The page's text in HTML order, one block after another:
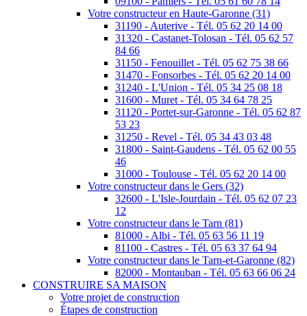
Votre constructeur en Haute-Garonne (31)
31190 - Auterive - Tél. 05 62 20 14 00
31320 - Castanet-Tolosan - Tél. 05 62 57
84 66
31150 - Fenouillet - Tél. 05 62 75 38 66
31470 - Fonsorbes - Tél. 05 62 20 14 00
31240 - L'Union - Tél. 05 34 25 08 18
31600 - Muret - Tél. 05 34 64 78 25
31120 - Portet-sur-Garonne - Tél. 05 62 87
53 23
31250 - Revel - Tél. 05 34 43 03 48
31800 - Saint-Gaudens - Tél. 05 62 00 55
46
31000 - Toulouse - Tél. 05 62 20 14 00
Votre constructeur dans le Gers (32)
32600 - L'Isle-Jourdain - Tél. 05 62 07 23
12
Votre constructeur dans le Tarn (81)
81000 - Albi - Tél. 05 63 56 11 19
81100 - Castres - Tél. 05 63 37 64 94
Votre constructeur dans le Tarn-et-Garonne (82)
82000 - Montauban - Tél. 05 63 66 06 24
CONSTRUIRE SA MAISON
Votre projet de construction
Étapes de construction